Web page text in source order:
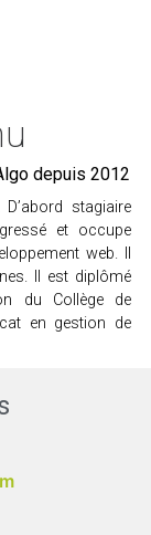
depuis 2012
stagiaire
et occupe
web. Il
Il est diplômé
du Collège de
en gestion de